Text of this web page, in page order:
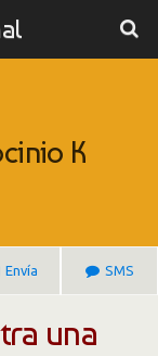
K
Envía SMS
una